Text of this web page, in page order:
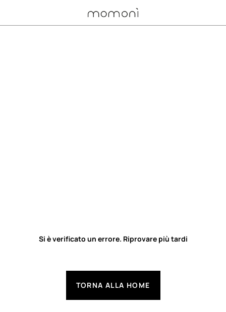
Si è verificato un errore. Riprovare più tardi
TORNA ALLA HOME